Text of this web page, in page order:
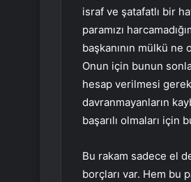
israf ve şatafatlı bir
paramızı
başkanının mülkü
Onun için bunun
hesap verilmesi
davranmayanların
başarılı olmaları
Bu rakam sadece el
borçları var. Hem bu